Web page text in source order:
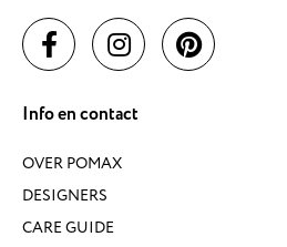
Info en contact
OVER POMAX
DESIGNERS
CARE GUIDE